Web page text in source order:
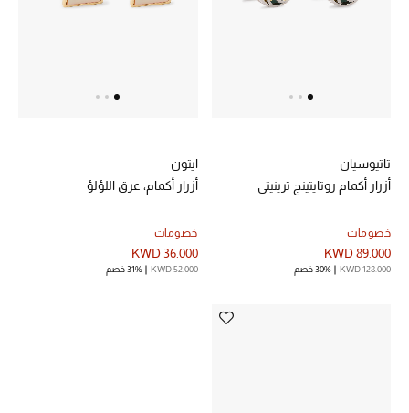
الموسم الجديد
تاتيوسيان
أزرار أكمام روتايتينج ترينيتي
خصومات
KWD 89.000
KWD 128.000 30% خصم
ايتون
أزرار أكمام، عرق اللؤلؤ
خصومات
KWD 36.000
KWD 52.000 31% خصم